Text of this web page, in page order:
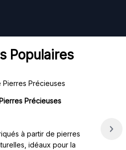
Populaires
Précieuses
à partir de pierres
idéaux pour la